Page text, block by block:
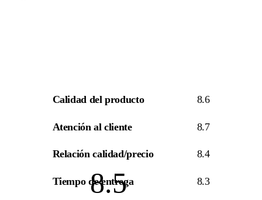
8.5
Calidad del producto 8.6
Atención al cliente 8.7
Relación calidad/precio 8.4
Tiempo de entrega 8.3